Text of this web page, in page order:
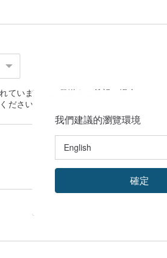
ていません。発送をご希望の場合、
ださい。
我們建議的瀏覽環境
確定